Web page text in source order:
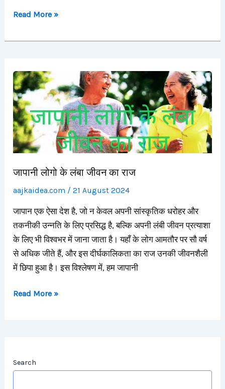
Read More »
जापानी लोगो के लंबा जीवन का राज
aajkaidea.com /21 August 2024
जापान एक ऐसा देश है, जो न केवल अपनी सांस्कृतिक धरोहर और
तकनीकी उन्नति के लिए प्रसिद्ध है, बल्कि अपनी लंबी जीवन प्रत्याशा
के लिए भी विश्वभर में जाना जाता है। यहाँ के लोग आमतौर पर सौ वर्ष
से अधिक जीते हैं, और इस दीर्घकालिकता का राज उनकी जीवनशैली
में छिपा हुआ है। इस विश्लेषण में, हम जापानी
लोगो
के
लंबा
जीवन
का
राज
Read More »
Search